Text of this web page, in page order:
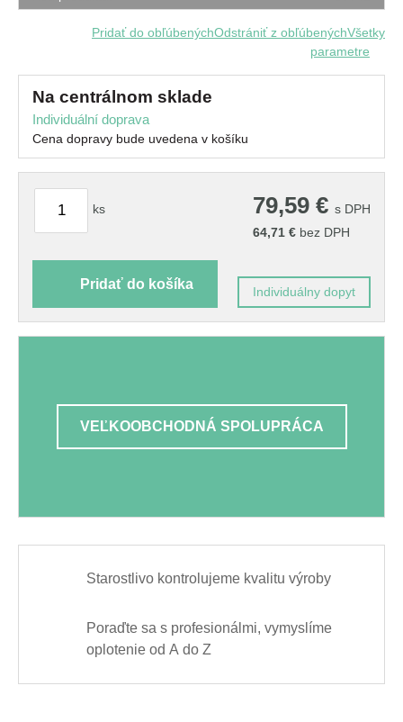
Pridať do obľúbenýchOdstrániť z obľúbenýchVšetky
parametre
na centrálnom sklade
Individuální doprava
Cena dopravy bude uvedena v košíku
ks 79,59 € s DPH
64,71 € bez DPH
Pridať do košíka
Individuálny dopyt
VEĽKOOBCHODNÁ SPOLUPRÁCA
Starostlivo kontrolujeme kvalitu výroby
Poraďte sa s profesionálmi, vymyslíme
oplotenie od A do Z